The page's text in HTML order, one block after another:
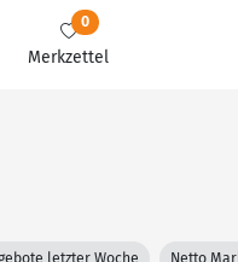
Merkzettel
0
letzter Woche Netto